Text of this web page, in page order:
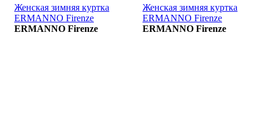
Женская зимняя куртка
ERMANNO Firenze
GIACCONE
ERMANNO Firenze
Женская зимняя куртка
ERMANNO Firenze
GIACCONE
ERMANNO Firenze